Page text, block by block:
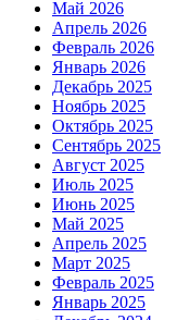
Май 2026
Апрель 2026
Февраль 2026
Январь 2026
Декабрь 2025
Ноябрь 2025
Октябрь 2025
Сентябрь 2025
Август 2025
Июль 2025
Июнь 2025
Май 2025
Апрель 2025
Март 2025
Февраль 2025
Январь 2025